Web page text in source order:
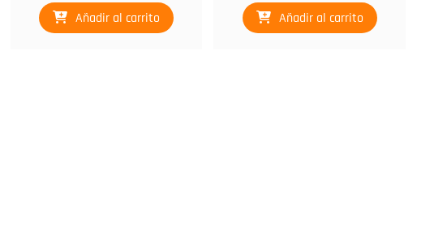
Añadir al carrito Añadir al carrito